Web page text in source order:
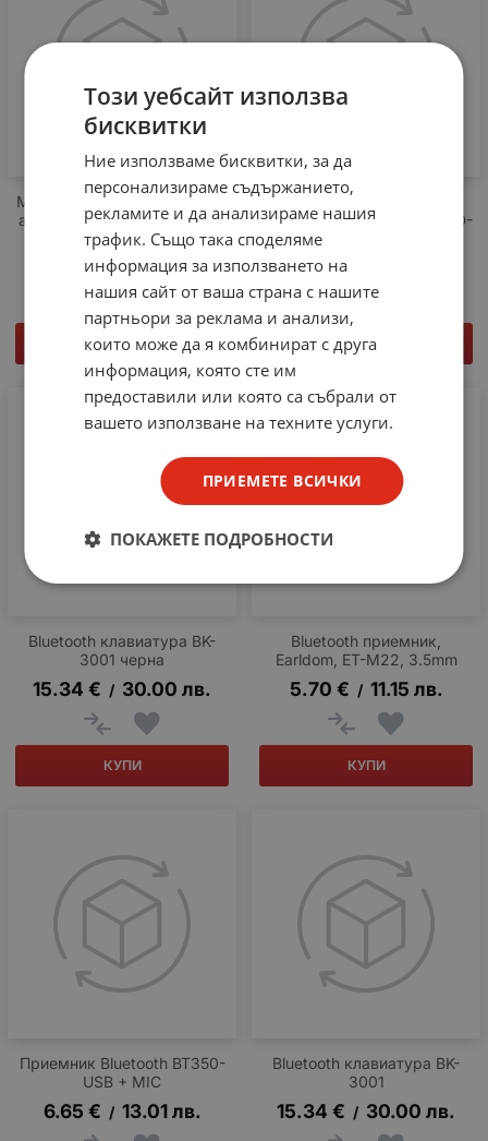
Многофункционален тракер
анти-загуба iTAG, Bluetooth,
Селфи
4.09€ / 8.00лв.
КУПИ
Безжични Bluetooth
слушалки с микрофон, BSD-
12.27 €
КУПИ
Bluetooth клавиатура BK-
3001 черна
15.34 € / 30.00 лв.
КУПИ
Bluetooth приемник,
Earldom, ET-M22, 3.5mm
5.70 € / 11.15 лв.
КУПИ
Приемник Bluetooth BT350-
USB + MIC
6.65 € / 13.01 лв.
Bluetooth клавиатура BK-
3001
15.34 € / 30.00 лв.
Този уебсайт използва
бисквитки
Ние използваме бисквитки, за да
персонализираме съдържанието,
рекламите и да анализираме нашия
трафик. Също така споделяме
информация за използването на
нашия сайт от ваша страна с нашите
партньори за реклама и анализи,
които може да я комбинират с друга
информация, която сте им
предоставили или която са събрали от
вашето използване на техните услуги.
ПРИЕМЕТЕ ВСИЧКИ
ПОКАЖЕТЕ ПОДРОБНОСТИ